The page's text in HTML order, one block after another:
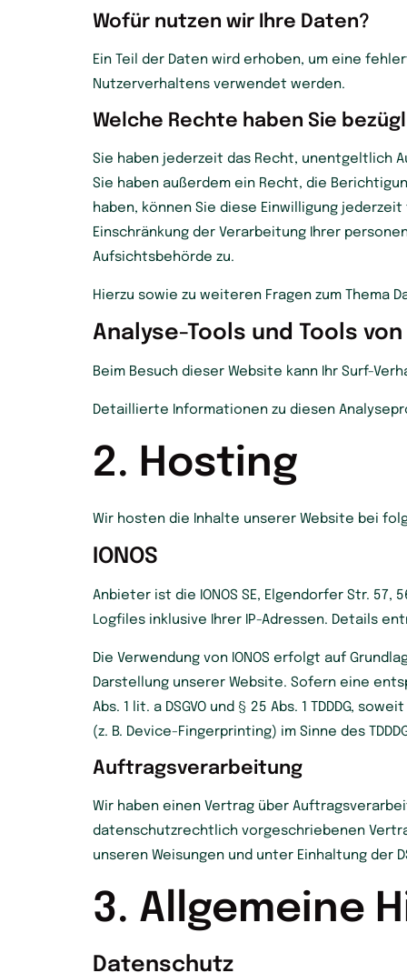
Wofür nutzen wir Ihre Daten?
Ein Teil der Daten wird erhoben, um eine
Nutzerverhaltens verwendet werden.
Welche Rechte haben Sie
Sie haben jederzeit das Recht, unentgeltlich
Sie haben außerdem ein Recht, die
haben, können Sie diese Einwilligung
Einschränkung der Verarbeitung Ihrer
Aufsichtsbehörde zu.
Hierzu sowie zu weiteren Fragen zum Thema
Analyse-Tools und Tools
Beim Besuch dieser Website kann Ihr Surf-
Detaillierte Informationen zu diesen
2. Hosting
Wir hosten die Inhalte unserer Website bei
IONOS
Anbieter ist die IONOS SE, Elgendorfer Str. 57,
Logfiles inklusive Ihrer IP-Adressen. Details
Die Verwendung von IONOS erfolgt auf
Darstellung unserer Website. Sofern eine
Abs. 1 lit. a DSGVO und § 25 Abs. 1 TDDDG,
(z. B. Device-Fingerprinting) im Sinne des
Auftragsverarbeitung
Wir haben einen Vertrag über
datenschutzrechtlich vorgeschriebenen
unseren Weisungen und unter Einhaltung der
3. Allgemeine
Datenschutz